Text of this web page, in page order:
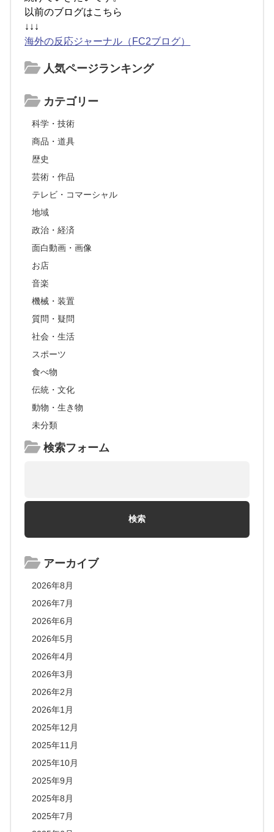
以前のブログはこちら
↓↓↓
海外の反応ジャーナル（FC2ブログ）
人気ページランキング
カテゴリー
科学・技術
商品・道具
歴史
芸術・作品
テレビ・コマーシャル
地域
政治・経済
面白動画・画像
お店
音楽
機械・装置
質問・疑問
社会・生活
スポーツ
食べ物
伝統・文化
動物・生き物
未分類
検索フォーム
アーカイブ
2026年8月
2026年7月
2026年6月
2026年5月
2026年4月
2026年3月
2026年2月
2026年1月
2025年12月
2025年11月
2025年10月
2025年9月
2025年8月
2025年7月